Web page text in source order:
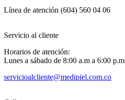
Línea de atención (604) 560 04 06
Servicio al cliente
Horarios de atención:
Lunes a sábado de 8:00 a.m a 6:00 p.m
servicioalcliente@medipiel.com.co